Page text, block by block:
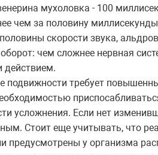
мухоловка - 100
чем за половину
скорости звука,
чем сложнее нервная
действием.
подвижности требует
усложнения. Если нет
Стоит еще учитывать, что
предусмотрены у организма